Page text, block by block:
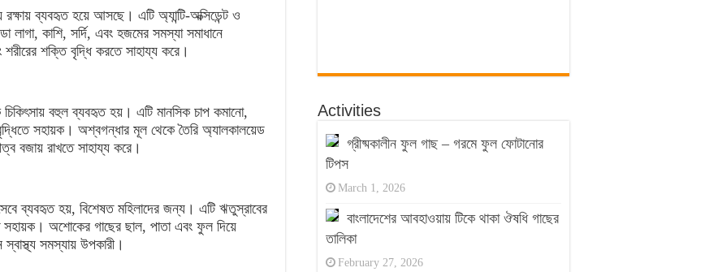
রক্ষায় ব্যবহৃত হয়ে আসছে। এটি অ্যান্টি-অক্সিডেন্ট ও
লাগা, কাশি, সর্দি, এবং হজমের সমস্যা সমাধানে
শরীরের শক্তি বৃদ্ধি করতে সাহায্য করে।
বহুল ব্যবহৃত হয়। এটি মানসিক চাপ কমানো,
সহায়ক। অশ্বগন্ধার মূল থেকে তৈরি অ্যালকালয়েড
বজায় রাখতে সাহায্য করে।
ব্যবহৃত হয়, বিশেষত মহিলাদের জন্য। এটি ঋতুস্রাবের
অশোকের গাছের ছাল, পাতা এবং ফুল দিয়ে
সমস্যায় উপকারী।
Activities
গ্রীষ্মকালীন ফুল গাছ – গরমে ফুল ফোটানোর
টিপস
March 1, 2026
বাংলাদেশের আবহাওয়ায় টিকে থাকা ঔষধি গাছের
তালিকা
February 27, 2026